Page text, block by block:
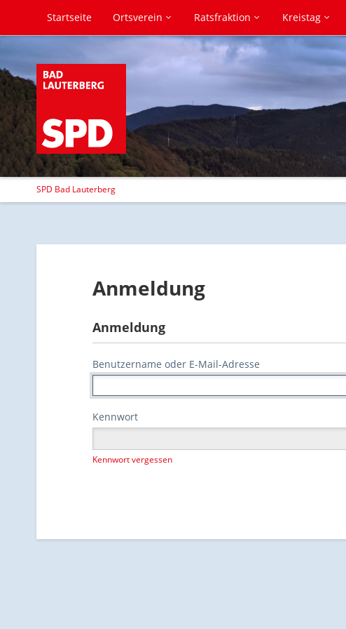
Startseite Ortsverein Ratsfraktion Kreistag
SPD Bad Lauterberg
Anmeldung
Anmeldung
Benutzername oder E-Mail-Adresse
Kennwort
Kennwort vergessen